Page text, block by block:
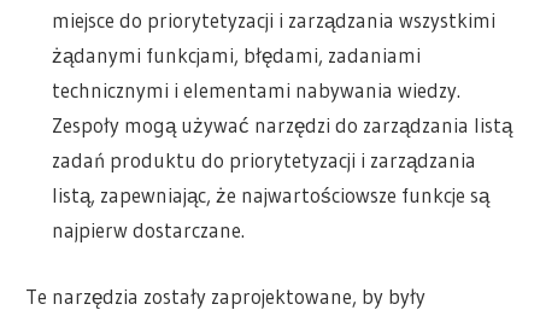
miejsce do priorytetyzacji i zarządzania wszystkimi
żądanymi funkcjami, błędami, zadaniami
technicznymi i elementami nabywania wiedzy.
Zespoły mogą używać narzędzi do zarządzania listą
zadań produktu do priorytetyzacji i zarządzania
listą, zapewniając, że najwartościowsze funkcje są
najpierw dostarczane.
Te narzędzia zostały zaprojektowane, by były